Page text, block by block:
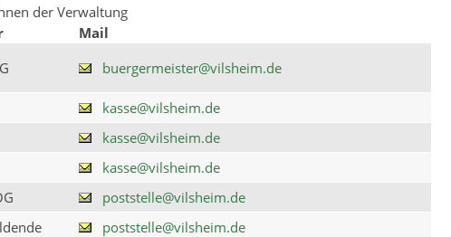
der Verwaltung
Mail
buergermeister@vilsheim.de
kasse@vilsheim.de
kasse@vilsheim.de
kasse@vilsheim.de
poststelle@vilsheim.de
poststelle@vilsheim.de